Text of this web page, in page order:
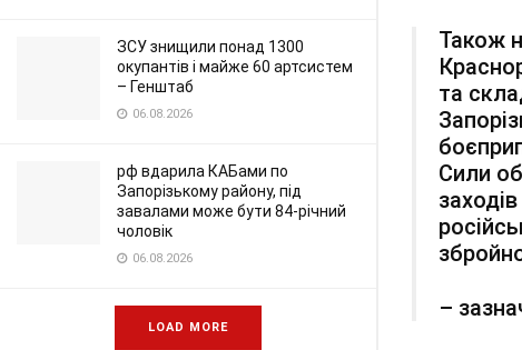
ЗСУ знищили понад 1300
окупантів і майже 60 артсистем
– Генштаб
06.08.2026
рф вдарила КАБами по
Запорізькому району, під
завалами може бути 84-річний
чоловік
06.08.2026
LOAD MORE
Також
та
Сили
–